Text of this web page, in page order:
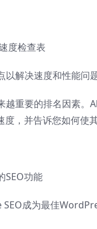
度检查表
以解决速度和性能问
越重要的排名因素。
，并告诉您如何使其
SEO功能
成为最佳